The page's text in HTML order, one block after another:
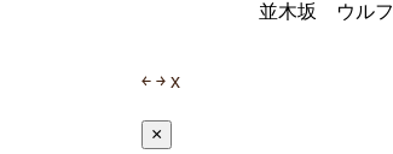
並木坂 ウル
￩ ￫ x
×